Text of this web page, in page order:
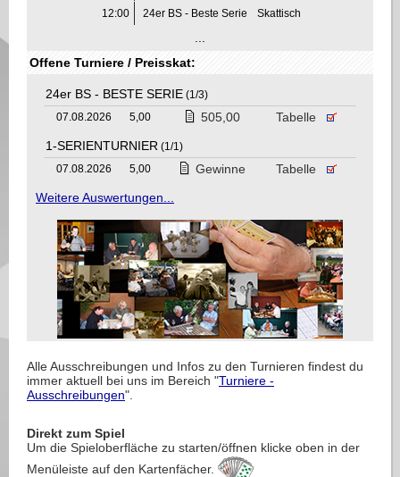
12:00
24er BS - Beste Serie Skattisch
Offene Turniere / Preisskat:
24er BS - BESTE SERIE (1/3)
07.08.2026
5,00 505,00
Tabelle
1-SERIENTURNIER (1/1)
07.08.2026
5,00 Gewinne
Tabelle
Weitere Auswertungen...
Alle Ausschreibungen und Infos zu den Turnieren findest du
immer aktuell bei uns im Bereich "Turniere -
Ausschreibungen".
Direkt zum Spiel
Um die Spieloberfläche zu starten/öffnen klicke oben in der
Menüleiste auf den Kartenfächer.